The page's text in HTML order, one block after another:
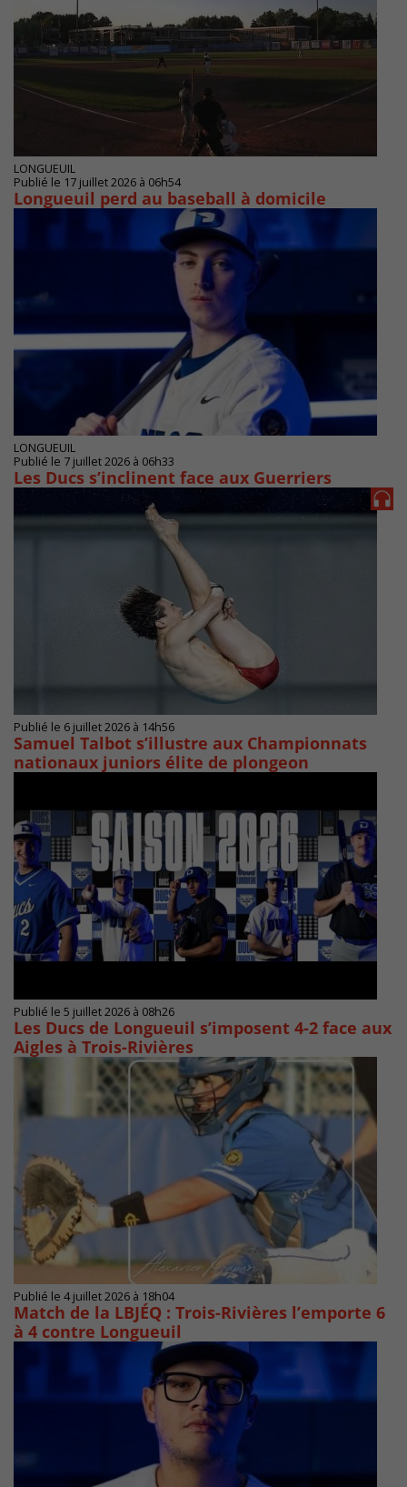
LONGUEUIL
Publié le 17 juillet 2026 à 06h54
Longueuil perd au baseball à domicile
LONGUEUIL
Publié le 7 juillet 2026 à 06h33
Les Ducs s’inclinent face aux Guerriers
Publié le 6 juillet 2026 à 14h56
Samuel Talbot s’illustre aux Championnats
nationaux juniors élite de plongeon
Publié le 5 juillet 2026 à 08h26
Les Ducs de Longueuil s’imposent 4-2 face aux
Aigles à Trois-Rivières
Publié le 4 juillet 2026 à 18h04
Match de la LBJÉQ : Trois-Rivières l’emporte 6
à 4 contre Longueuil